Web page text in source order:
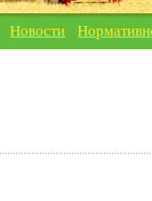
Новости